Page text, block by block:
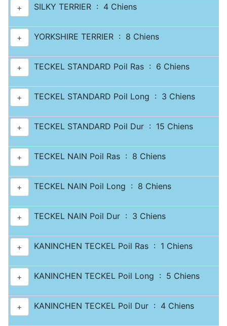
+ SILKY TERRIER : 4 Chiens
+ YORKSHIRE TERRIER : 8 Chiens
+ TECKEL STANDARD Poil Ras : 6 Chiens
+ TECKEL STANDARD Poil Long : 3 Chiens
+ TECKEL STANDARD Poil Dur : 15 Chiens
+ TECKEL NAIN Poil Ras : 8 Chiens
+ TECKEL NAIN Poil Long : 8 Chiens
+ TECKEL NAIN Poil Dur : 3 Chiens
+ KANINCHEN TECKEL Poil Ras : 1 Chiens
+ KANINCHEN TECKEL Poil Long : 5 Chiens
+ KANINCHEN TECKEL Poil Dur : 4 Chiens